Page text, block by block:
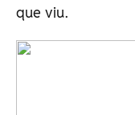
que viu.